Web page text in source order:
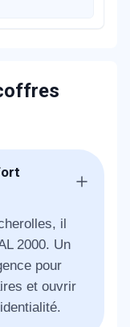
il
2000. Un
pour
et ouvrir